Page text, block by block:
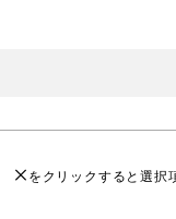
をクリックすると選択